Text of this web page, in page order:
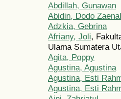
Abdillah, Gunawan
Abidin, Dodo Zaenal
Adzkia, Gebrina
Afriany, Joli,
Ulama Sumatera
Agita, Poppy
Agustina, Agustina
Agustina, Esti
Agustina, Esti